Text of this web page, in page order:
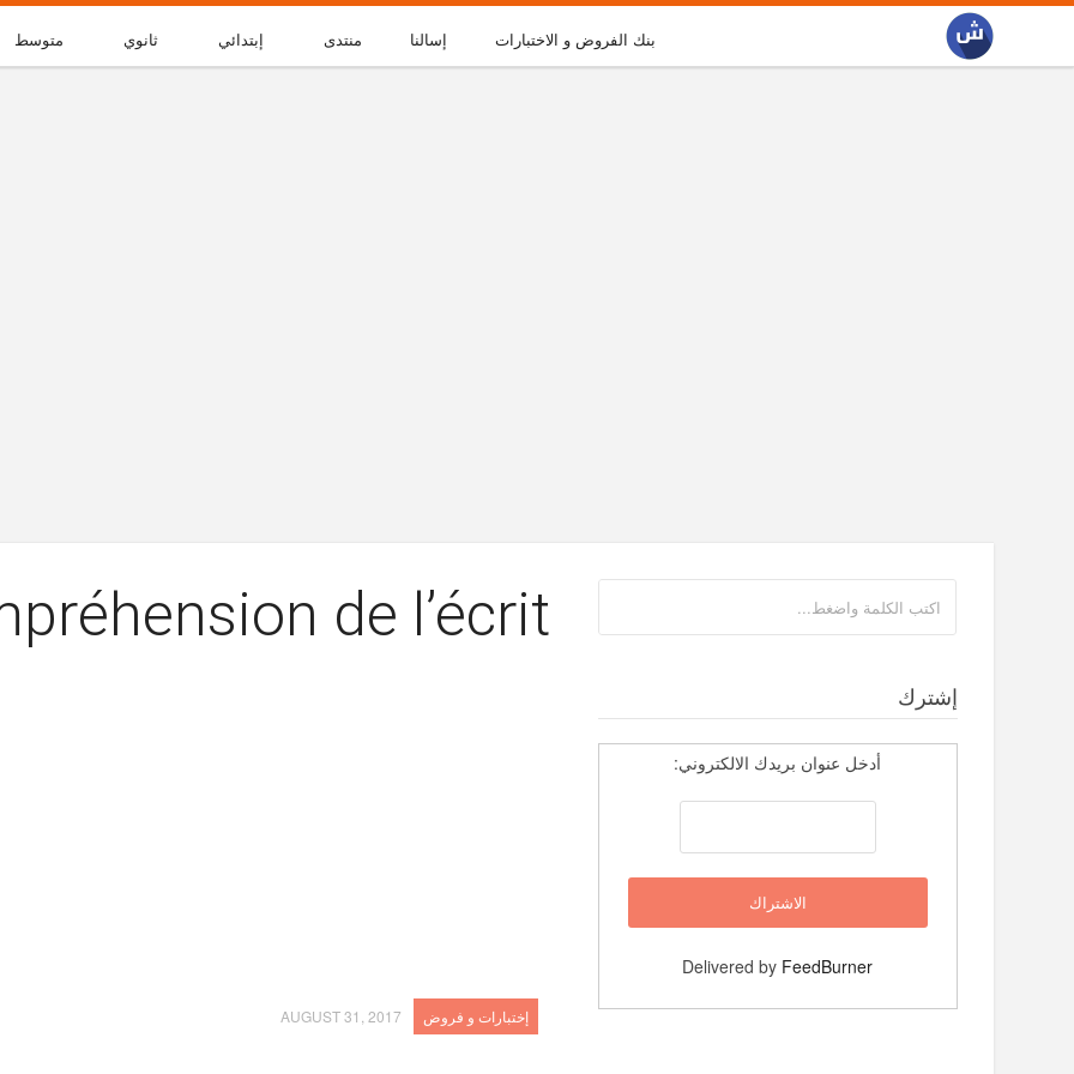
متوسط ثانوي إبتدائي منتدى إسالنا بنك الفروض و الاختبارات
de l’écrit
إختبارات و فروض AUGUST 31, 2017
إشترك
أدخل عنوان بريدك الالكتروني:
Delivered by FeedBurner